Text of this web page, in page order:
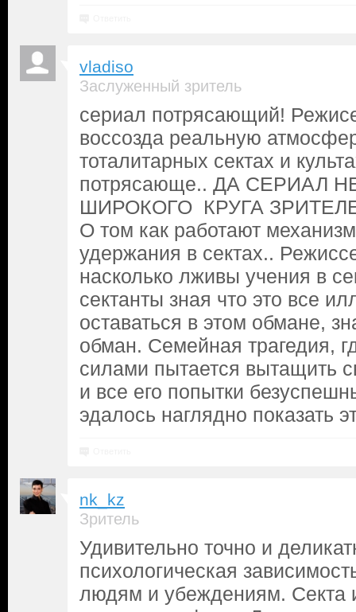
vladiso
Заслуженный зритель
сериал потрясающий!
воссозда реальную
тоталитарных сектах и
потрясающе.. ДА СЕРИАЛ
ШИРОКОГО КРУГА
О том как работают
удержания в сектах..
насколько лживы учения в
сектанты зная что это все
оставаться в этом обмане,
обман. Семейная трагедия,
силами пытается вытащить
и все его попытки
эдалось наглядно показать
nk_kz
Зритель
Удивительно точно и
психологическая
людям и убеждениям. Секта